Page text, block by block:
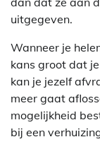
uitgegeven.
Wanneer je
kans groot dat
kan je jezelf
meer gaat
mogelijkheid
bij een